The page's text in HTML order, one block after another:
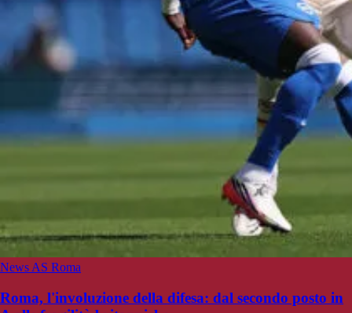
News AS Roma
Roma, l'involuzione della difesa: dal secondo posto in